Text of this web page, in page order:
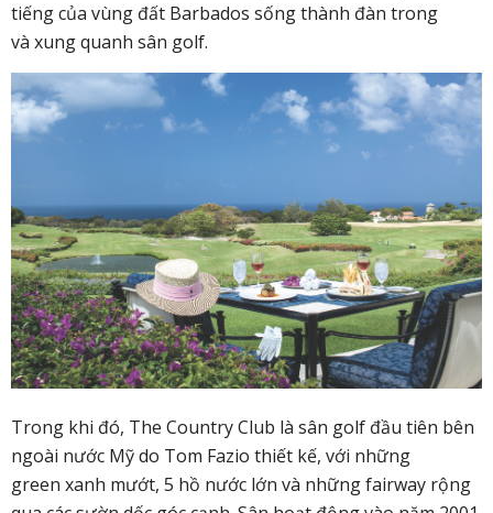
tiếng của vùng đất Barbados sống thành đàn trong
và xung quanh sân golf.
Trong khi đó, The Country Club là sân golf đầu tiên bên
ngoài nước Mỹ do Tom Fazio thiết kế, với những
green xanh mướt, 5 hồ nước lớn và những fairway rộng